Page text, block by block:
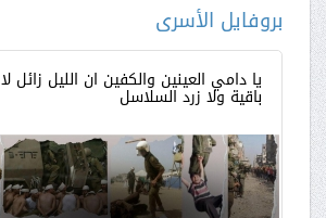
بروفايل الأسرى
يا دامي العينين والكفين ان الليل زائل
باقية ولا زرد السلاسل